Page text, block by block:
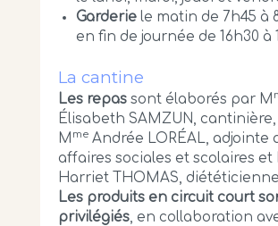
Garderiele matin de 7h45 à
en fin de journée de 16h30 à
La cantine
Les repassont élaborés par M
Élisabeth SAMZUN, cantinière,
M meAndrée LORÉAL, adjointe
affaires sociales et scolaires et
Harriet THOMAS,
Les produits en circuit court
privilégiés, en collaboration